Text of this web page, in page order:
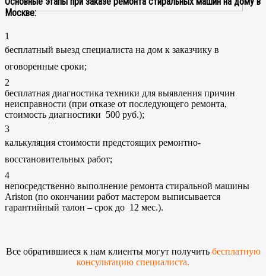
Москве:
1
бесплатный выезд специалиста на дом к заказчику в
оговоренные сроки;
2
бесплатная диагностика техники для выявления причин
неисправности (при отказе от последующего ремонта,
стоимость диагностики 500 руб.);
3
калькуляция стоимости предстоящих ремонтно-
восстановительных работ;
4
непосредственно выполнение ремонта стиральной машины
Ariston (по окончании работ мастером выписывается
гарантийный талон – срок до 12 мес.).
Все обратившиеся к нам клиенты могут получить бесплатную
консультацию специалиста.